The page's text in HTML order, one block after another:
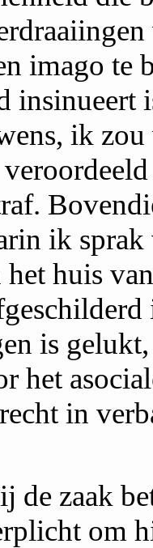
imago te
ik zou
ik sprak
het huis
is
het
in
de zaak
om